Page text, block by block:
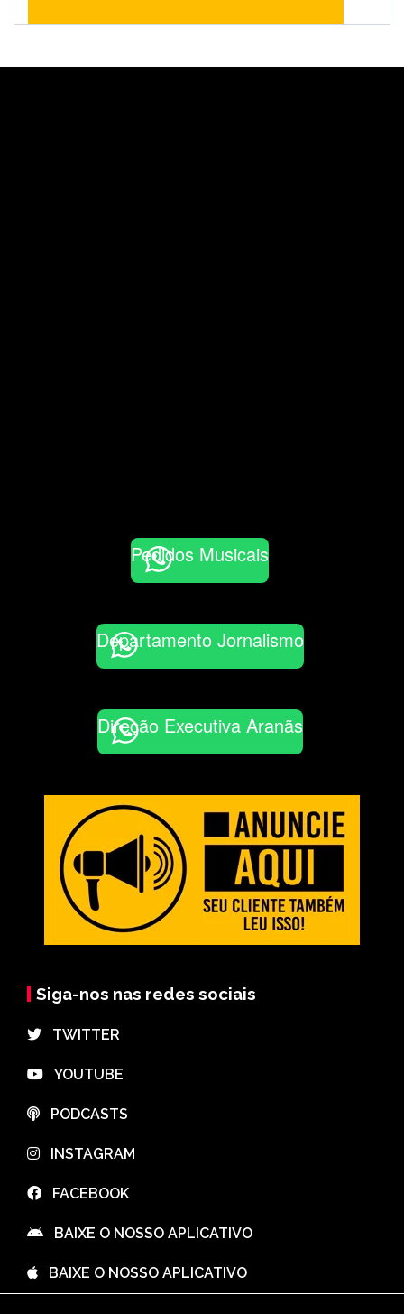
Pedidos Musicais
Departamento Jornalismo
Direção Executiva Aranãs
Siga-nos nas redes sociais
⠀TWITTER
⠀YOUTUBE
⠀PODCASTS
⠀INSTAGRAM
⠀FACEBOOK
⠀BAIXE O NOSSO APLICATIVO
⠀BAIXE O NOSSO APLICATIVO